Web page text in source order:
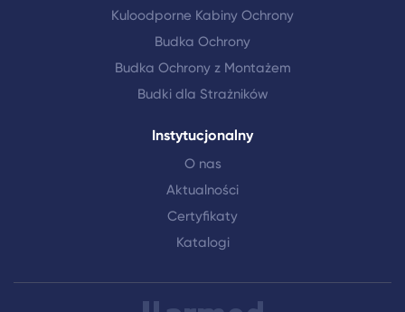
Kuloodporne Kabiny Ochrony
Budka Ochrony
Budka Ochrony z Montażem
Budki dla Strażników
Instytucjonalny
O nas
Aktualności
Certyfikaty
Katalogi